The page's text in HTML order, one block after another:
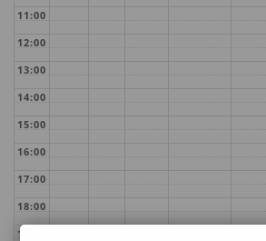
11:00
12:00
13:00
14:00
15:00
16:00
17:00
18:00
19:00